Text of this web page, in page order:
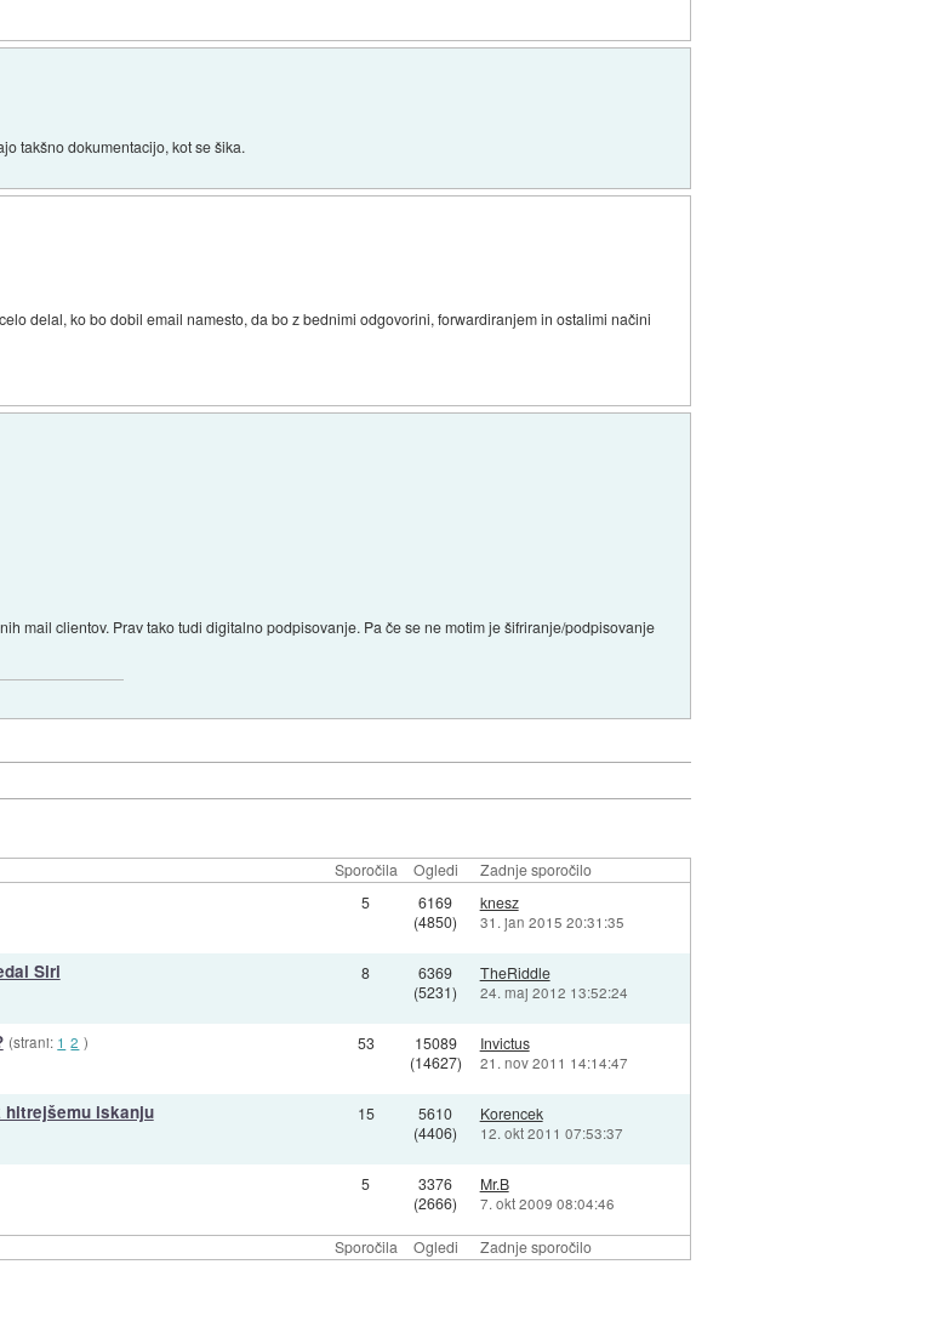
takšno dokumentacijo, kot se šika.
delal, ko bo dobil email namesto, da bo z bednimi odgovorini, forwardiranjem in ostalimi načini
mail clientov. Prav tako tudi digitalno podpisovanje. Pa če se ne motim je šifriranje/podpisovanje
Sporočila Ogledi Zadnje sporočilo
Sporočila Ogledi Zadnje sporočilo
5
6169
(4850)
knesz
31. jan 2015 20:31:35
Siri 8
6369
(5231)
TheRiddle
24. maj 2012 13:52:24
(strani: 1 2 )
53
15089
(14627)
Invictus
21. nov 2011 14:14:47
hitrejšemu iskanju 15
5610
(4406)
Korencek
12. okt 2011 07:53:37
5
3376
(2666)
Mr.B
7. okt 2009 08:04:46